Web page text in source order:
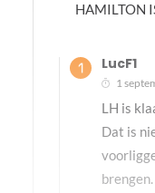
HAMILTON
LucF1
1
LH is
Dat is